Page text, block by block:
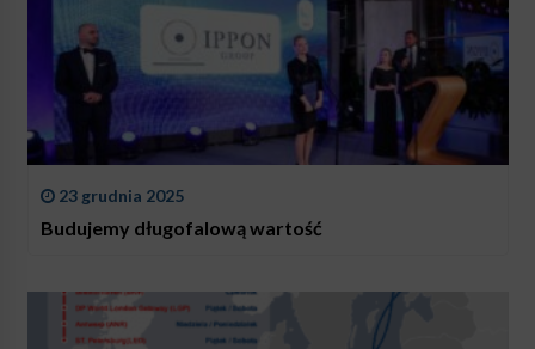
23 grudnia 2025
Budujemy długofalową wartość